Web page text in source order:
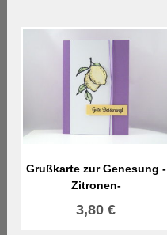
Grußkarte zur Genesung -
Zitronen-
3,80€